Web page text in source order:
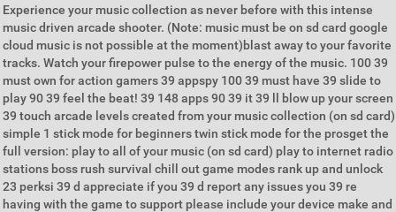
Experience your music collection as never before with this intense
music driven arcade shooter. (Note: music must be on sd card google
cloud music is not possible at the moment)blast away to your favorite
tracks. Watch your firepower pulse to the energy of the music. 100 39
must own for action gamers 39 appspy 100 39 must have 39 slide to
play 90 39 feel the beat! 39 148 apps 90 39 it 39 ll blow up your screen
39 touch arcade levels created from your music collection (on sd card)
simple 1 stick mode for beginners twin stick mode for the prosget the
full version: play to all of your music (on sd card) play to internet radio
stations boss rush survival chill out game modes rank up and unlock
23 perksi 39 d appreciate if you 39 d report any issues you 39 re
having with the game to support please include your device make and